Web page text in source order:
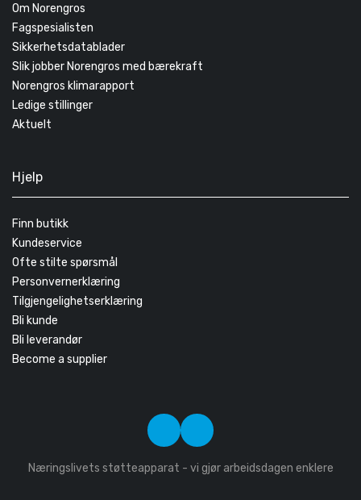
Om Norengros
Fagspesialisten
Sikkerhetsdatablader
Slik jobber Norengros med bærekraft
Norengros klimarapport
Ledige stillinger
Aktuelt
Hjelp
Finn butikk
Kundeservice
Ofte stilte spørsmål
Personvernerklæring
Tilgjengelighetserklæring
Bli kunde
Bli leverandør
Become a supplier
Næringslivets støtteapparat - vi gjør arbeidsdagen enklere